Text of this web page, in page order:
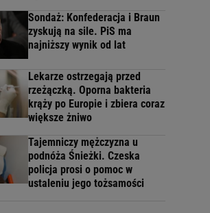
Sondaż: Konfederacja i Braun
zyskują na sile. PiS ma
najniższy wynik od lat
Lekarze ostrzegają przed
rzeżączką. Oporna bakteria
krąży po Europie i zbiera coraz
większe żniwo
Tajemniczy mężczyzna u
podnóża Śnieżki. Czeska
policja prosi o pomoc w
ustaleniu jego tożsamości